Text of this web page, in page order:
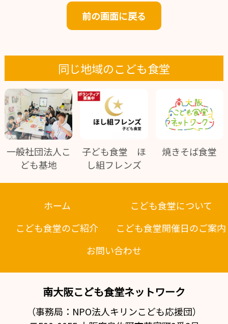
前の画面に戻る
同じ地域のこども食堂
一般社団法人こ
ども基地
子ども食堂 ほ
し組フレンズ
焼きそば食堂
ホーム
こども食堂について
こども食堂のご紹介
こども食堂開催日のご案内
お問い合わせ
南大阪こども食堂ネットワーク
（事務局：NPO法人キリンこども応援団）